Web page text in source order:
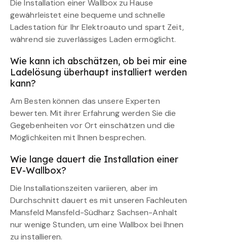
Die Installation einer Wallbox zu Hause
gewährleistet eine bequeme und schnelle
Ladestation für Ihr Elektroauto und spart Zeit,
während sie zuverlässiges Laden ermöglicht.
Wie kann ich abschätzen, ob bei mir eine
Ladelösung überhaupt installiert werden
kann?
Am Besten können das unsere Experten
bewerten. Mit ihrer Erfahrung werden Sie die
Gegebenheiten vor Ort einschätzen und die
Möglichkeiten mit Ihnen besprechen.
Wie lange dauert die Installation einer
EV-Wallbox?
Die Installationszeiten variieren, aber im
Durchschnitt dauert es mit unseren Fachleuten
Mansfeld Mansfeld-Südharz Sachsen-Anhalt
nur wenige Stunden, um eine Wallbox bei Ihnen
zu installieren.